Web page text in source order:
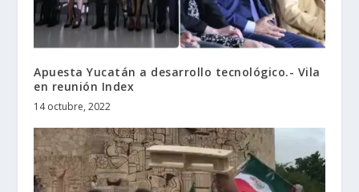
Apuesta Yucatán a desarrollo tecnológico.- Vila
en reunión Index
14 octubre, 2022